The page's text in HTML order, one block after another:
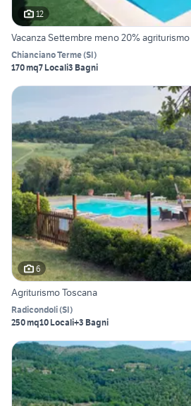
12
Vacanza Settembre meno 20%
Chianciano Terme(SI)
170 mq7 Locali3 Bagni
6
Agriturismo Toscana
Radicondoli(SI)
250 mq10 Locali+3 Bagni